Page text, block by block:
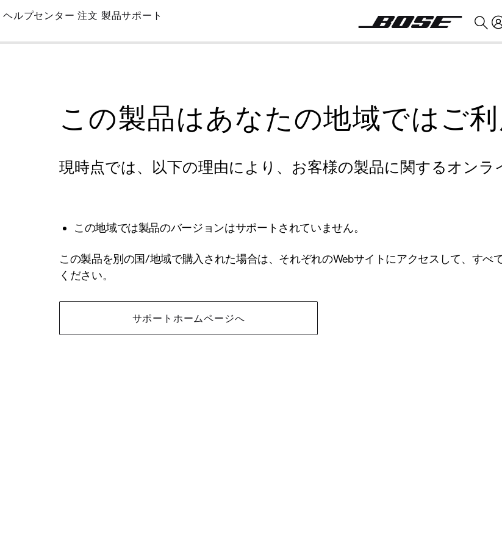
Skip
Main
ヘルプセンター 注文 製品サポート
この製品はあなたの地域ではご
現時点では、以下の理由により、お客様の製品に関するオンラ
この地域では製品のバージョンはサポートされていません。
この製品を別の国/地域で購入された場合は、それぞれのWebサイトにアクセスして、すべ
ください。
サポートホームページへ